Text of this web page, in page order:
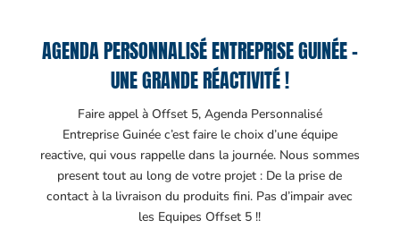
AGENDA PERSONNALISÉ ENTREPRISE GUINÉE –
UNE GRANDE RÉACTIVITÉ !
Faire appel à Offset 5, Agenda Personnalisé
Entreprise Guinée c’est faire le choix d’une équipe
reactive, qui vous rappelle dans la journée. Nous sommes
present tout au long de votre projet : De la prise de
contact à la livraison du produits fini. Pas d’impair avec
les Equipes Offset 5 !!